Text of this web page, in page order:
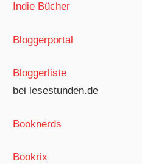
Indie Bücher
Bloggerportal
Bloggerliste
bei lesestunden.de
Booknerds
Bookrix